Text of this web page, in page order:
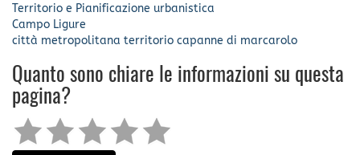
Territorio e Pianificazione urbanistica
Campo Ligure
città metropolitana territorio capanne di marcarolo
Quanto sono chiare le informazioni su questa
pagina?